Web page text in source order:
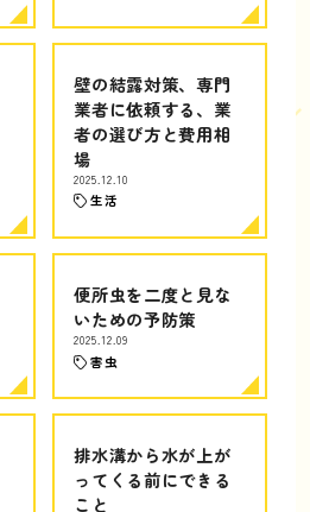
壁の結露対策、専門
業者に依頼する、業
者の選び方と費用相
場
2025.12.10
生活
便所虫を二度と見な
いための予防策
2025.12.09
害虫
排水溝から水が上が
ってくる前にできる
こと